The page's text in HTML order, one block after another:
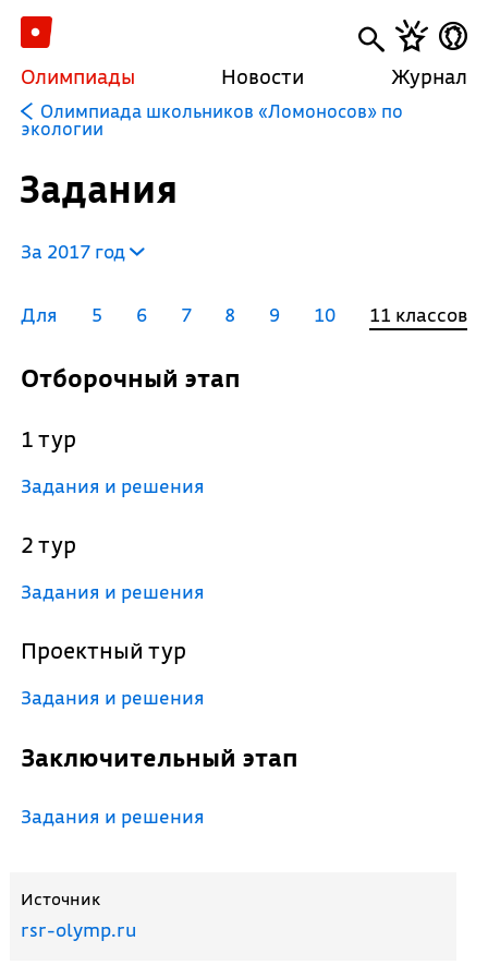
Олимпиады Новости Журнал
Олимпиада школьников «Ломоносов» по
экологии
Задания
За 2017 год
Для 5 6 7 8 9 10 11 классов
Отборочный этап
1 тур
Задания и решения
2 тур
Задания и решения
Проектный тур
Задания и решения
Заключительный этап
Задания и решения
Источник
rsr-olymp.ru